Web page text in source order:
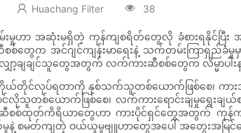
Huachang Filter 38
မ်းမှုဟာ အဆုံးမရှိတဲ့ ကုန်ကျစရိတ်တွေလို ခံစားရနိုင်ပ
စစ်တွေက အင်ဂျင်ကျန်းမာရေးနဲ့ သက်တမ်းကြာရှည်
ချချင်သူတွေအတွက် လက်ကားဆီစစ်တွေက လိမ္မာပါးန
င်လုပ်ရတာကို နှစ်သက်သူတစ်ယောက်ဖြစ်စေ၊ ကားအမျာ
င်လိုသူတစ်ယောက်ဖြစ်စေ၊ လက်ကားရောင်းချမှုရွေးချ
စ်ထုတ်ကိရိယာတွေဟာ ကားပိုင်ရှင်တွေအတွက် ကုန်ကျစ
စမတ်ကျတဲ့ ဝယ်ယူမှုဗျူဟာတွေအပေါ် အတွေးအမြင်တွ